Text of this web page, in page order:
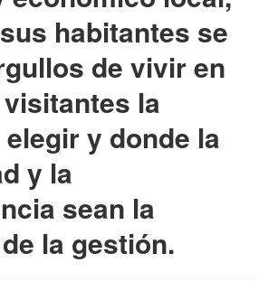
habitantes se
de vivir en
la
y donde la
y la
sean la
la gestión.